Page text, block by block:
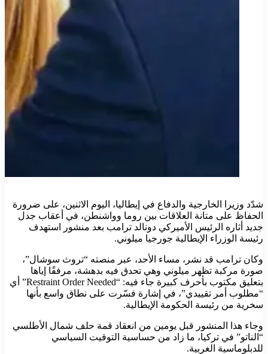
شدّد وزيرا الخارجية والدفاع في إيطاليا، اليوم الاثنين، على ضرورة
الحفاظ على متانة العلاقات بين روما وواشنطن، في أعقاب جدل
جديد أثاره الرئيس الأميركي دونالد ترامب بعد منشور استهدف
رئيسة الوزراء الإيطالية جورجيا ميلوني.
وكان ترامب قد نشر، مساء الأحد، عبر منصته “تروث سوشال”،
صورة مركبة تظهر ميلوني وهي تحدق فيه بدهشة، مرفقًا إياها
بتعليق مكتوب بأحرف كبيرة جاء فيه: “Restraint Order Needed” أي
“مطلوب أمر تقييدي”، في إشارة فسّرت على نطاق واسع بأنها
سخرية من رئيسة الحكومة الإيطالية.
وجاء هذا المنشور قبل يومين من انعقاد قمة حلف شمال الأطلسي
“الناتو” في تركيا، ما زاد من حساسية التوقيت السياسي
للدبلوماسية الغربية.